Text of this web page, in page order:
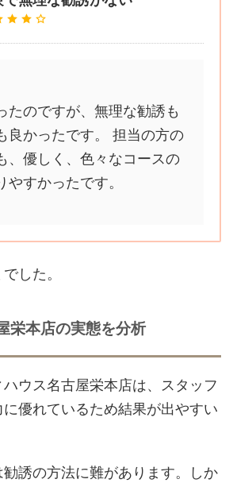
たのですが、無理な勧誘も
良かったです。 担当の方の
、優しく、色々なコースの
やすかったです。
した。
栄本店の実態を分析
ウス名古屋栄本店は、スタッフ
優れているため結果が出やすい
誘の方法に難があります。しか